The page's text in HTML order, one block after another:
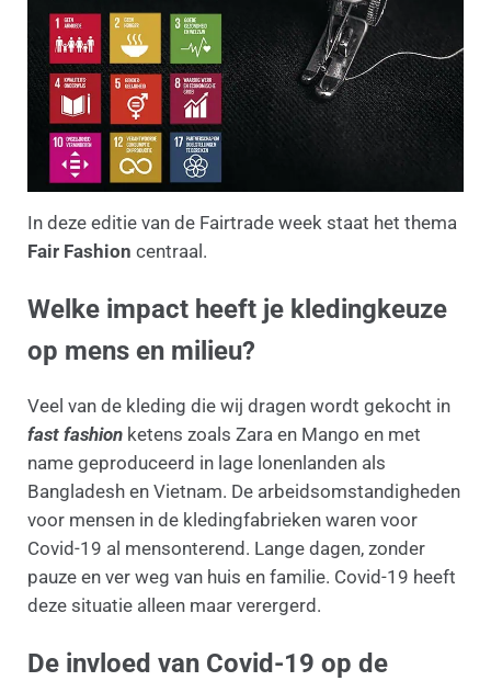
In deze editie van de Fairtrade week staat het thema
Fair Fashion centraal.
Welke impact heeft je kledingkeuze
op mens en milieu?
Veel van de kleding die wij dragen wordt gekocht in
fast fashionketens zoals Zara en Mango en met
name geproduceerd in lage lonenlanden als
Bangladesh en Vietnam. De arbeidsomstandigheden
voor mensen in de kledingfabrieken waren voor
Covid-19 al mensonterend. Lange dagen, zonder
pauze en ver weg van huis en familie. Covid-19 heeft
deze situatie alleen maar verergerd.
De invloed van Covid-19 op de